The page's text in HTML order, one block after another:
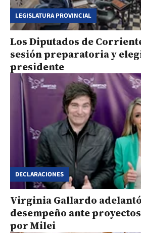
LEGISLATURA PROVINCIAL
Los Diputados de
sesión preparatoria y
presidente
DECLARACIONES
Virginia Gallardo
desempeño ante
por Milei